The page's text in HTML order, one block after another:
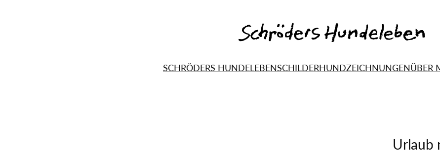
SCHRÖDERS HUNDELEBENSCHILDERHUNDZEICHNUNGENÜBER
Urlaub